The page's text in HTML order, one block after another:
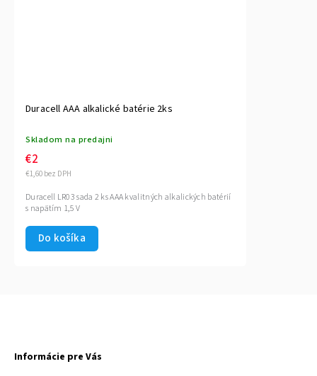
Duracell AAA alkalické batérie 2ks
Skladom na predajni
€1,60 bez DPH
€2
Do košíka
Duracell LR03 sada 2 ks AAA kvalitných alkalických batérií
s napätím 1,5 V
Informácie pre Vás